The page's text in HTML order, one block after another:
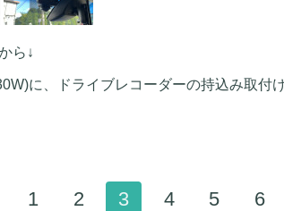
ら↓
に、ドライブレコーダーの持込み取付
1 2 3 4 5 6